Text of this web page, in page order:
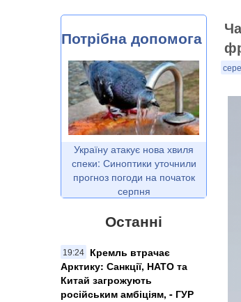
Потрібна допомога
Україну атакує нова хвиля
спеки: Синоптики уточнили
прогноз погоди на початок
серпня
Останні
19:24
Кремль втрачає
Арктику: Санкції, НАТО та
Китай загрожують
російським амбіціям, - ГУР